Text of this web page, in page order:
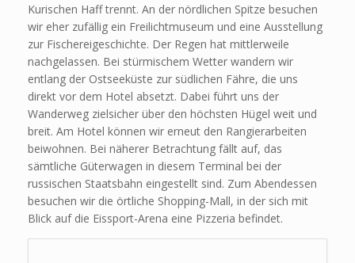
Kurischen Haff trennt. An der nördlichen Spitze besuchen
wir eher zufällig ein Freilichtmuseum und eine Ausstellung
zur Fischereigeschichte. Der Regen hat mittlerweile
nachgelassen. Bei stürmischem Wetter wandern wir
entlang der Ostseeküste zur südlichen Fähre, die uns
direkt vor dem Hotel absetzt. Dabei führt uns der
Wanderweg zielsicher über den höchsten Hügel weit und
breit. Am Hotel können wir erneut den Rangierarbeiten
beiwohnen. Bei näherer Betrachtung fällt auf, das
sämtliche Güterwagen in diesem Terminal bei der
russischen Staatsbahn eingestellt sind. Zum Abendessen
besuchen wir die örtliche Shopping-Mall, in der sich mit
Blick auf die Eissport-Arena eine Pizzeria befindet.